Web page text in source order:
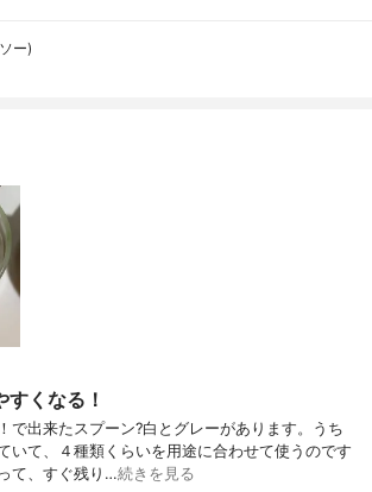
ー)
くなる！
で出来たスプーン?白とグレーがあります。うち
いて、４種類くらいを用途に合わせて使うのです
て、すぐ残り…続きを見る